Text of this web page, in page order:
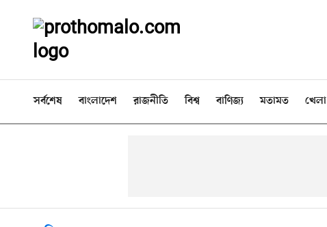
সর্বশেষ বাংলাদেশ রাজনীতি বিশ্ব বাণিজ্য মতামত খেলা